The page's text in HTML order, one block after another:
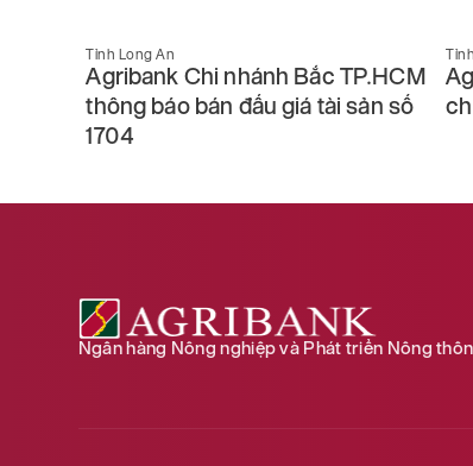
Tỉnh Long An
Agribank Chi nhánh Bắc TP.HCM
thông báo bán đấu giá tài sản số
1704
Ngân hàng Nông nghiệp và Phát triển Nông